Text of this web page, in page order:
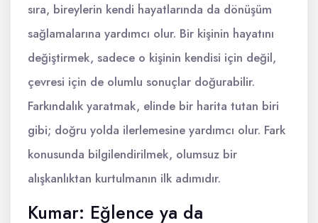
sıra, bireylerin kendi hayatlarında da dönüşüm
sağlamalarına yardımcı olur. Bir kişinin hayatını
değiştirmek, sadece o kişinin kendisi için değil,
çevresi için de olumlu sonuçlar doğurabilir.
Farkındalık yaratmak, elinde bir harita tutan biri
gibi; doğru yolda ilerlemesine yardımcı olur. Fark
konusunda bilgilendirilmek, olumsuz bir
alışkanlıktan kurtulmanın ilk adımıdır.
Kumar: Eğlence ya da